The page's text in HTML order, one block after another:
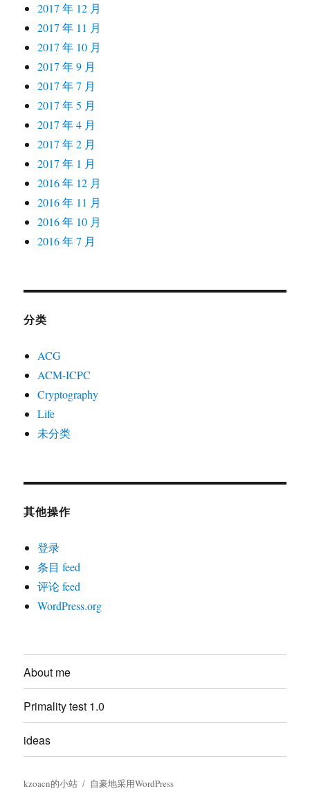
2017 年 12 月
2017 年 11 月
2017 年 10 月
2017 年 9 月
2017 年 7 月
2017 年 5 月
2017 年 4 月
2017 年 2 月
2017 年 1 月
2016 年 12 月
2016 年 11 月
2016 年 10 月
2016 年 7 月
分类
ACG
ACM-ICPC
Cryptography
Life
未分类
其他操作
登录
条目 feed
评论 feed
WordPress.org
About me
Primality test 1.0
ideas
kzoacn的小站 自豪地采用WordPress